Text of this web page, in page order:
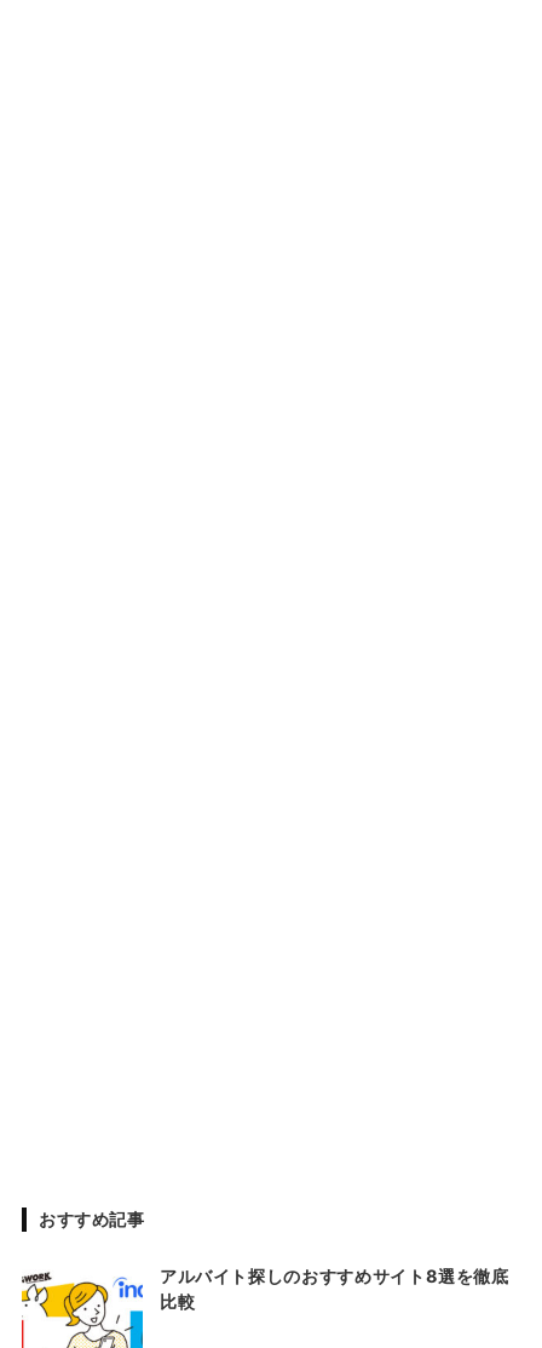
おすすめ記事
アルバイト探しのおすすめサイト8選を徹底
比較